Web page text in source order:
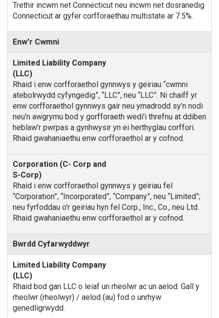
Trethir incwm net Connecticut neu incwm net dosranedig
Connecticut ar gyfer corfforaethau multistate ar 7.5%.
Enw'r Cwmni
Rhaid i enw corfforaethol gynnwys y geiriau “cwmni
atebolrwydd cyfyngedig”, “LLC”, neu “LLC”. Ni chaiff yr
enw corfforaethol gynnwys gair neu ymadrodd sy'n nodi
neu'n awgrymu bod y gorfforaeth wedi'i threfnu at ddiben
heblaw'r pwrpas a gynhwysir yn ei herthyglau corffori.
Rhaid gwahaniaethu enw corfforaethol ar y cofnod.
Rhaid i enw corfforaethol gynnwys y geiriau fel
“Corporation”, “Incorporated”, “Company”, neu “Limited”;
neu fyrfoddau o'r geiriau hyn fel Corp., Inc., Co., neu Ltd.
Rhaid gwahaniaethu enw corfforaethol ar y cofnod.
Bwrdd Cyfarwyddwyr
Rhaid bod gan LLC o leiaf un rheolwr ac un aelod. Gall y
rheolwr (rheolwyr) / aelod (au) fod o unrhyw
genedligrwydd.